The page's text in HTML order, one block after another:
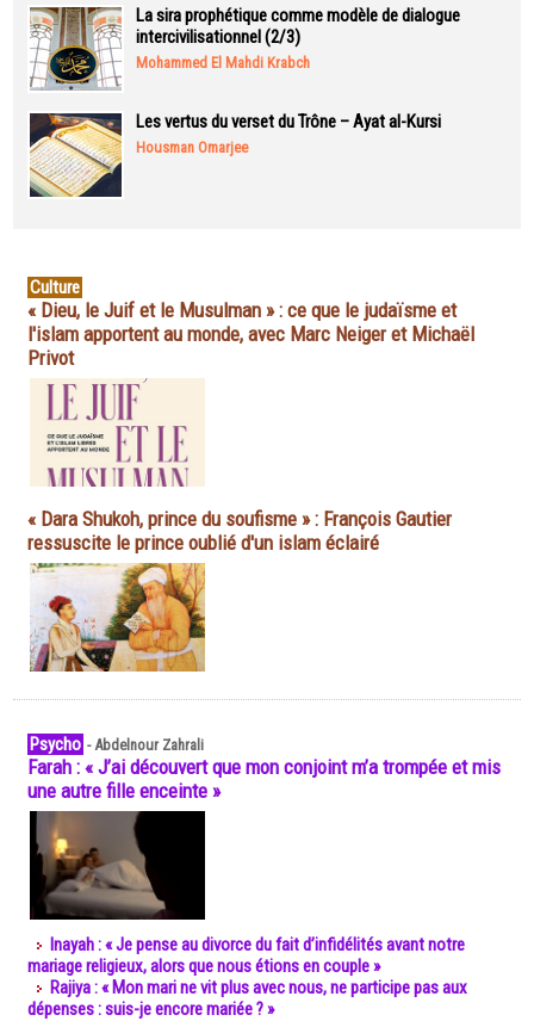
La sira prophétique comme modèle de dialogue
intercivilisationnel (2/3)
Mohammed El Mahdi Krabch
Les vertus du verset du Trône – Ayat al-Kursi
Housman Omarjee
Culture
« Dieu, le Juif et le Musulman » : ce que le judaïsme et
l'islam apportent au monde, avec Marc Neiger et Michaël
Privot
« Dara Shukoh, prince du soufisme » : François Gautier
ressuscite le prince oublié d'un islam éclairé
Psycho -Abdelnour Zahrali
Farah : « J’ai découvert que mon conjoint m’a trompée et mis
une autre fille enceinte »
Inayah : « Je pense au divorce du fait d’infidélités avant notre
mariage religieux, alors que nous étions en couple »
Rajiya : « Mon mari ne vit plus avec nous, ne participe pas aux
dépenses : suis-je encore mariée ? »